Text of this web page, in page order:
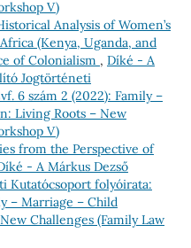
V)
Analysis of Women’s
(Kenya, Uganda, and
of Colonialism , Díké - A
Jogtörténeti
6 szám 2 (2022): Family –
Living Roots – New
V)
from the Perspective of
- A Márkus Dezső
Kutatócsoport folyóirata:
– Marriage – Child
Challenges (Family Law